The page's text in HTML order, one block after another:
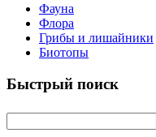
Фауна
Флора
Грибы и лишайники
Биотопы
Быстрый поиск